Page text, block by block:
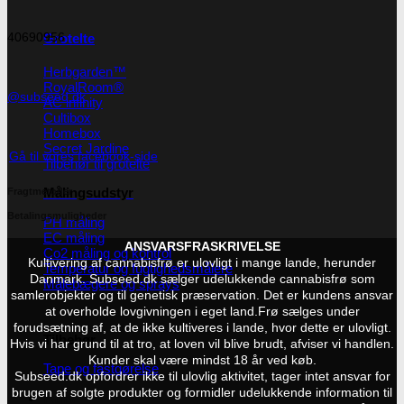
Grotelte
Herbgarden™
RoyalRoom®
AC infinity
Cultibox
Homebox
Secret Jardine
Tilbehør til grotelte
Målingsudstyr
PH måling
EC måling
Co2 måling og kontrol
Temperatur og fugtighedsmålere
Målebægere og sprays
Tilbehør
Tape og fastgørelse
Kurv
40690956
@subseed.dk
Gå til vores facebook-side
Fragtmetoder
Betalingsmuligheder
ANSVARSFRASKRIVELSE
Kultivering af cannabisfrø er ulovligt i mange lande, herunder
Danmark. Subseed.dk sælger udelukkende cannabisfrø som
samlerobjekter og til genetisk præservation. Det er kundens ansvar
at overholde lovgivningen i eget land. Frø sælges under
forudsætning af, at de ikke kultiveres i lande, hvor dette er ulovligt.
Hvis vi har grund til at tro, at loven vil blive brudt, afviser vi handlen.
Kunder skal være mindst 18 år ved køb.
Subseed.dk opfordrer ikke til ulovlig aktivitet, tager intet ansvar for
brugen af solgte produkter og formidler udelukkende information til